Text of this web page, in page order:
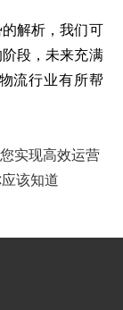
解析，我们可
段，未来充满
流行业有所帮
实现高效运营
该知道